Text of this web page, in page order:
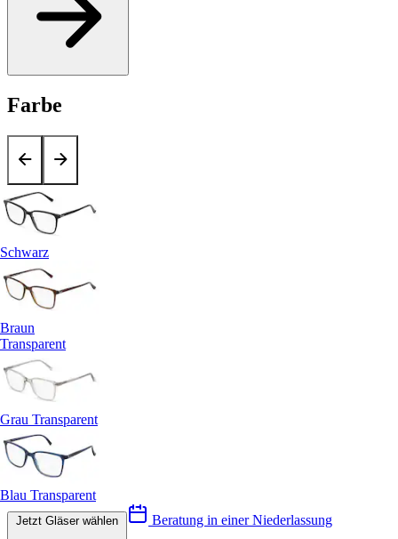
Farbe
Schwarz
Braun
Transparent
Grau Transparent
Blau Transparent
Beratung in einer Niederlassung